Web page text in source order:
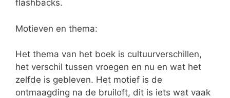
flashbacks.
Motieven en thema:
Het thema van het boek is cultuurverschillen,
het verschil tussen vroegen en nu en wat het
zelfde is gebleven. Het motief is de
ontmaagding na de bruiloft, dit is iets wat vaak